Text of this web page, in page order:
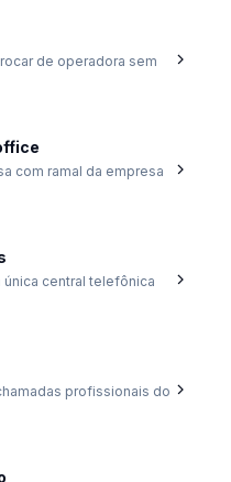
de operadora sem
com ramal da empresa
única central telefônica
profissionais do